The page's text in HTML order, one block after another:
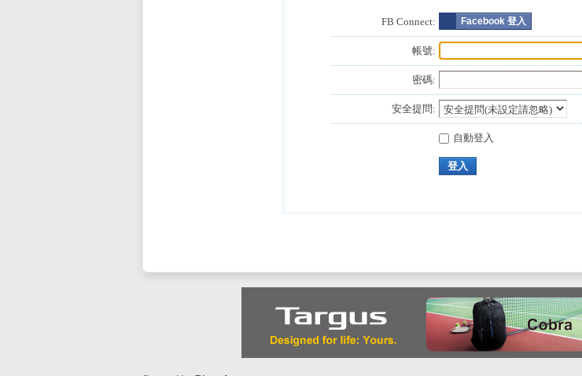
FB Connect: Facebook 登入
帳號:
密碼:
安全提問:
自動登入
登入